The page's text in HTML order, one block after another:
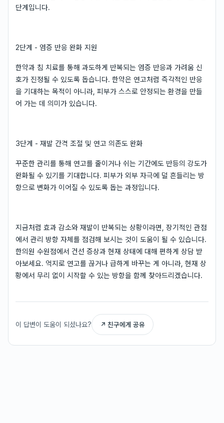
단계입니다.
2단계 - 염증 반응 완화 지원
한약과 침 치료를 통해 과도하게 반복되는 염증 반응과 가려움 신
호가 진정될 수 있도록 돕습니다. 한약은 연고처럼 즉각적인 반응
을 기대하는 목적이 아니라, 피부가 스스로 안정되는 환경을 만들
어 가는 데 의미가 있습니다.
3단계 - 재발 간격 조절 및 연고 의존도 완화
꾸준한 관리를 통해 연고를 줄이거나 쉬는 기간에도 반등의 강도가
완화될 수 있기를 기대합니다. 피부가 외부 자극에 덜 흔들리는 방
향으로 변화가 이어질 수 있도록 돕는 과정입니다.
지금처럼 효과 감소와 재발이 반복되는 상황이라면, 장기적인 관점
에서 관리 방향 자체를 점검해 보시는 것이 도움이 될 수 있습니다.
한의원 수원점에서 건선 증상과 현재 상태에 대해 편하게 상담 받
아보세요. 억지로 연고를 끊거나 급하게 바꾸는 게 아니라, 현재 상
황에서 무리 없이 시작할 수 있는 방향을 함께 찾아드리겠습니다.
이 답변이 도움이 되셨나요? ↗ 친구에게 공유